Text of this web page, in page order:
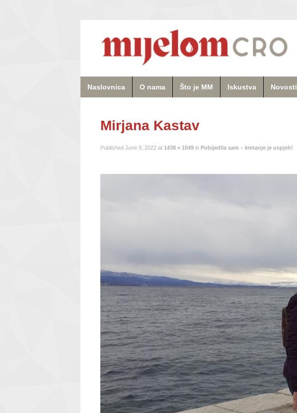
Naslovnica O nama Što je MM Iskustva Novosti
Mirjana Kastav
Published June 9, 2022 at 1438 × 1049 in Pobijedila sam – kretanje je uspjeh!